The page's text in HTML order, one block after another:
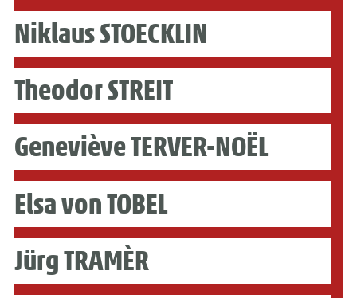
Niklaus STOECKLIN
Theodor STREIT
Geneviève TERVER-NOËL
Elsa von TOBEL
Jürg TRAMÈR